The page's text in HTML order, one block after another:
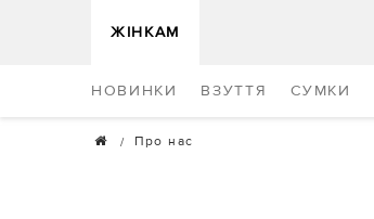
ЖІНКАМ
НОВИНКИ ВЗУТТЯ СУМКИ
Про нас